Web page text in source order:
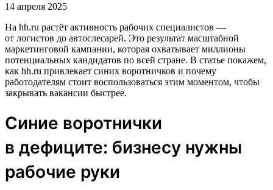
14 апреля 2025
На hh.ru растёт активность рабочих специалистов —
от логистов до автослесарей. Это результат масштабной
маркетинговой кампании, которая охватывает миллионы
потенциальных кандидатов по всей стране. В статье покажем,
как hh.ru привлекает синих воротничков и почему
работодателям стоит воспользоваться этим моментом, чтобы
закрывать вакансии быстрее.
Синие воротнички
в дефиците: бизнесу нужны
рабочие руки